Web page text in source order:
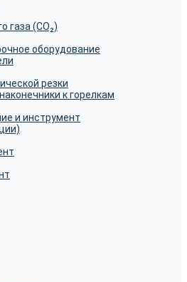
газа (CO₂)
оборудование
резки
к горелкам
и инструмент